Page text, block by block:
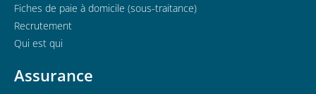
Fiches de paie à domicile (sous-traitance)
Recrutement
Qui est qui
Assurance